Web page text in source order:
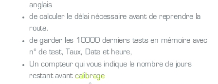
anglais
de calculer le délai nécessaire avant de reprendre la
route.
de garder les 10000 derniers tests en mémoire avec
n° de test, Taux, Date et heure,
Un compteur qui vous indique le nombre de jours
restant avant calibrage